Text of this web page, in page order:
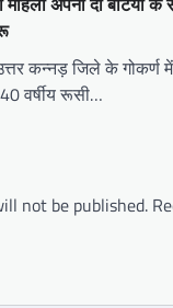
अपनी दो बेटियों के
कन्नड़ जिले के गोकर्ण में
वर्षीय रूसी…
not be published.